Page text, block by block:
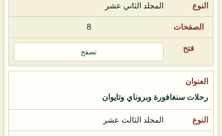
المجلد الثاني عشر
8
تصفح
رحلات سنغافورة وبروناي وتايوان
المجلد الثالث عشر